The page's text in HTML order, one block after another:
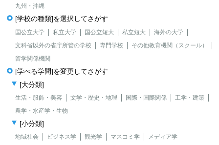
九州・沖縄
[学校の種類]を選択してさがす
国公立大学 私立大学 国公立短大 私立短大
海外の大学
文科省以外の省庁所管の学校
専門学校
その他教育機関（スクール）
留学関係機関
[学べる学問]を変更してさがす
[大分類]
生活・服飾・美容 文学・歴史・地理 国際・国際関係
工学・建築
農学・水産学・生物
[小分類]
地域社会 ビジネス学 観光学 マスコミ学 メディア学